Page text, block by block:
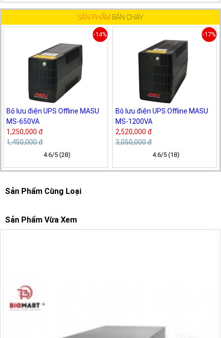
SẢN PHẨM BÁN CHẠY
-14%
Bộ lưu điện UPS Offline MASU
MS-650VA
1,250,000 đ
1,450,000 đ
4.6/5 (28)
-17%
Bộ lưu điện UPS Offline MASU
MS-1200VA
2,520,000 đ
3,050,000 đ
4.6/5 (18)
Sản Phẩm Cùng Loại
Sản Phẩm Vừa Xem